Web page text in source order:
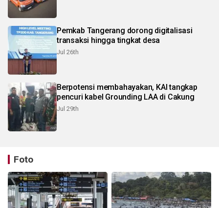
Pemkab Tangerang dorong digitalisasi
transaksi hingga tingkat desa
Jul 26th
Berpotensi membahayakan, KAI tangkap
pencuri kabel Grounding LAA di Cakung
Jul 29th
Foto